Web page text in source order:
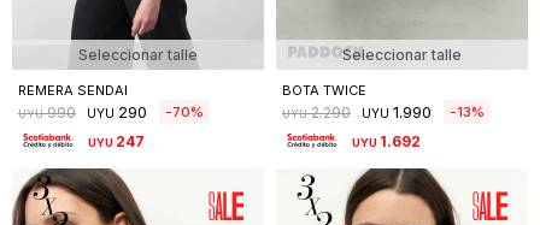
Seleccionar talle
REMERA SENDAI
UYU 990 UYU 290 70
UYU 247
Seleccionar talle
BOTA TWICE
UYU 2.290 UYU 1.990 13
UYU 1.692